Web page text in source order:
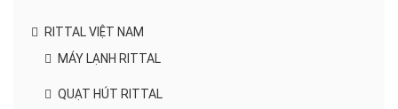
RITTAL VIỆT NAM
MÁY LẠNH RITTAL
QUẠT HÚT RITTAL